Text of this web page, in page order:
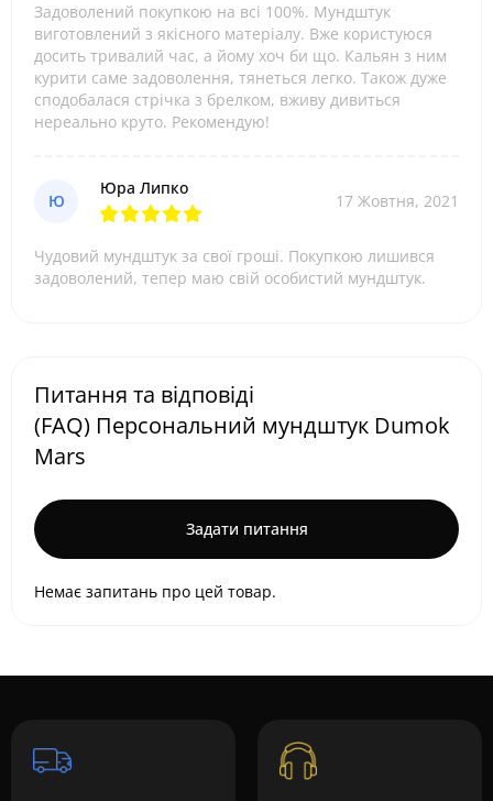
Задоволений покупкою на всі 100%. Мундштук
виготовлений з якісного матеріалу. Вже користуюся
досить тривалий час, а йому хоч би що. Кальян з ним
курити саме задоволення, тянеться легко. Також дуже
сподобалася стрічка з брелком, вживу дивиться
нереально круто. Рекомендую!
Ю
Юра Липко
17 Жовтня, 2021
Чудовий мундштук за свої гроші. Покупкою лишився
задоволений, тепер маю свій особистий мундштук.
Питання та відповіді
(FAQ) Персональний мундштук Dumok
Mars
Задати питання
Немає запитань про цей товар.